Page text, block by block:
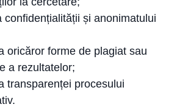
confidențialității și anonimatului
oricăror forme de plagiat sau
a rezultatelor;
transparenței procesului